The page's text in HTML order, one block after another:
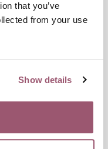
that you’ve
from your use
Show details
att frågan om våld
och chef.
som chef eller
arbetsförmågan